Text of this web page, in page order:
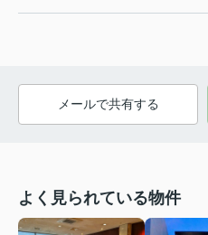
メールで共有する
よく見られている物件